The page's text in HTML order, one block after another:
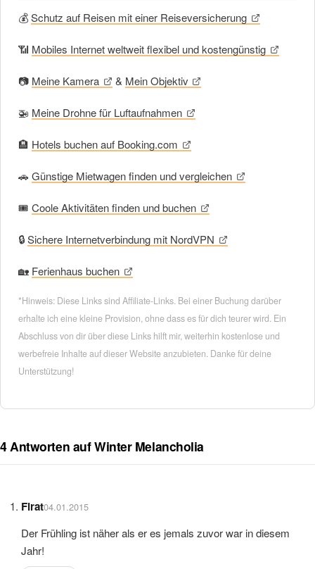
💰Schutz auf Reisen mit einer Reiseversicherung
📶 Mobiles Internet weltweit flexibel und kostengünstig
📷 Meine Kamera & Mein Objektiv
🚁 Meine Drohne für Luftaufnahmen
🏨 Hotels buchen auf Booking.com
🚗 Günstige Mietwagen finden und vergleichen
🎟 Coole Aktivitäten finden und buchen
🔒Sichere Internetverbindung mit NordVPN
🏡 Ferienhaus buchen
*Hinweis: Diese Links sind Affiliate-Links. Bei einer Buchung darüber
erhalte ich eine kleine Provision, ohne dass es für dich teurer wird. Ein
Abschluss von dir über diese Links hilft mir, weiterhin kostenlose und
werbefreie Inhalte auf dieser Website anzubieten. Danke für deine
Unterstützung!
4 Antworten auf Winter Melancholia
Firat04.01.2015
Der Frühling ist näher als er es jemals zuvor war in diesem
Jahr!